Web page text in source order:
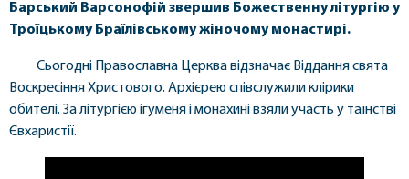
Барський Варсонофій звершив Божественну літургію у
Троїцькому Браїлівському жіночому монастирі.
Сьогодні Православна Церква відзначає Віддання свята
Воскресіння Христового. Архієрею співслужили клірики
обителі. За літургією ігуменя і монахині взяли участь у таїнстві
Євхаристії.